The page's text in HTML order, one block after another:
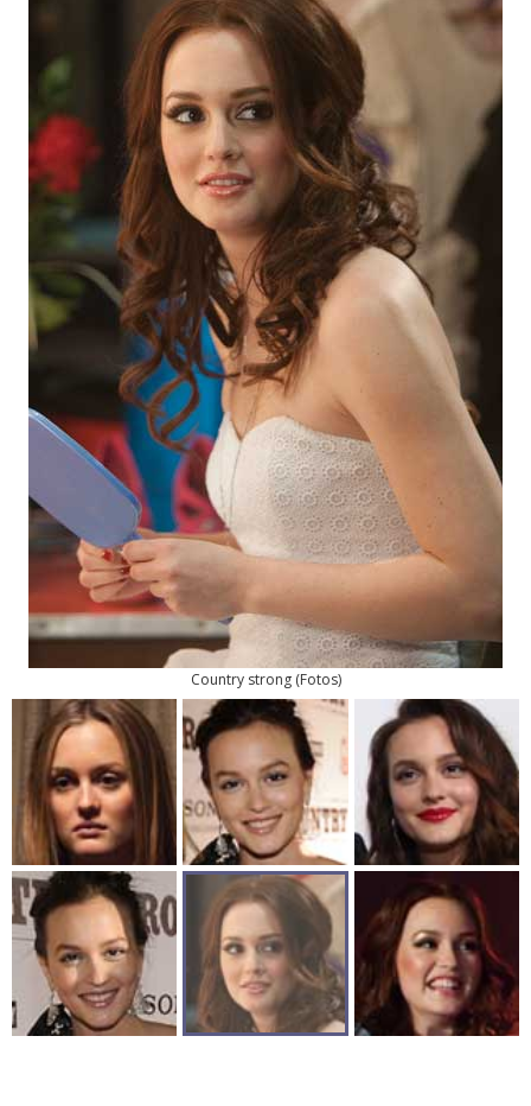
Country strong(Fotos)